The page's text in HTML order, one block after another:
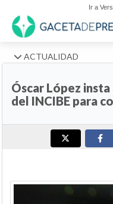
Ir a
ACTUALIDAD
Óscar López
del INCIBE para